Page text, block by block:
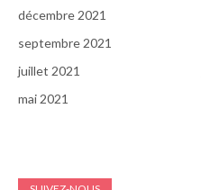
décembre 2021
septembre 2021
juillet 2021
mai 2021